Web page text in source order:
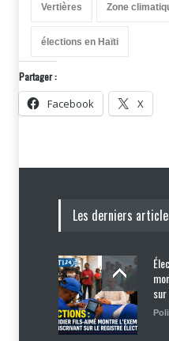
Vertières Zone
élections en Haïti
Partager :
Facebook X
Les derniers